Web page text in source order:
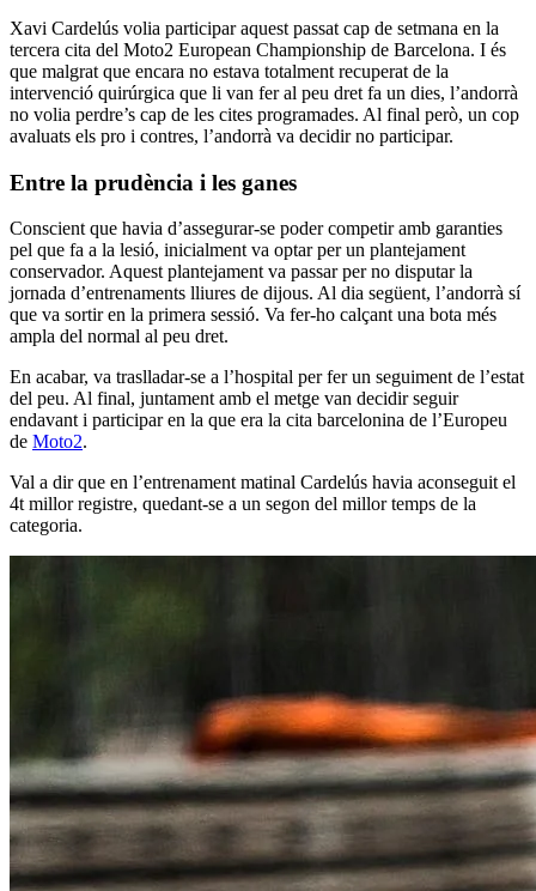
Xavi Cardelús volia participar aquest passat cap de setmana en la
tercera cita del Moto2 European Championship de Barcelona. I és
que malgrat que encara no estava totalment recuperat de la
intervenció quirúrgica que li van fer al peu dret fa un dies, l’andorrà
no volia perdre’s cap de les cites programades. Al final però, un cop
avaluats els pro i contres, l’andorrà va decidir no participar.
Entre la prudència i les ganes
Conscient que havia d’assegurar-se poder competir amb garanties
pel que fa a la lesió, inicialment va optar per un plantejament
conservador. Aquest plantejament va passar per no disputar la
jornada d’entrenaments lliures de dijous. Al dia següent, l’andorrà sí
que va sortir en la primera sessió. Va fer-ho calçant una bota més
ampla del normal al peu dret.
En acabar, va traslladar-se a l’hospital per fer un seguiment de l’estat
del peu. Al final, juntament amb el metge van decidir seguir
endavant i participar en la que era la cita barcelonina de l’Europeu
de Moto2.
Val a dir que en l’entrenament matinal Cardelús havia aconseguit el
4t millor registre, quedant-se a un segon del millor temps de la
categoria.